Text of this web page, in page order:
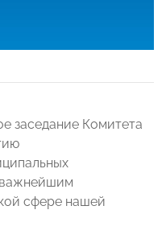
заседание Комитета
сфере нашей